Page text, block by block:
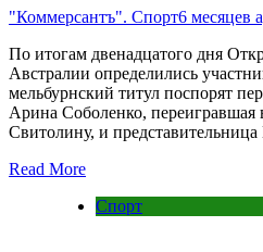
"Коммерсантъ". Спорт6 месяцев
По итогам двенадцатого дня
Австралии определились
мельбурнский титул поспорят
Арина Соболенко, переигравшая
Свитолину, и
Read More
Спорт